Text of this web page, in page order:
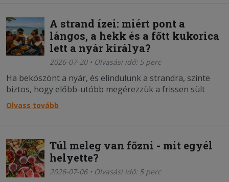
A strand ízei: miért pont a
lángos, a hekk és a főtt kukorica
lett a nyár királya?
2026-07-20 • Olvasási idő: 5 perc
Ha beköszönt a nyár, és elindulunk a strandra, szinte
biztos, hogy előbb-utóbb megérezzük a frissen sült
lángos, a ropogós hekk vagy a főtt kukorica jellegzetes
illatát. Vajon miért pont ezek az ételek váltak a magyar
Olvass tovább
Túl meleg van főzni - mit egyél
helyette?
2026-07-06 • Olvasási idő: 5 perc